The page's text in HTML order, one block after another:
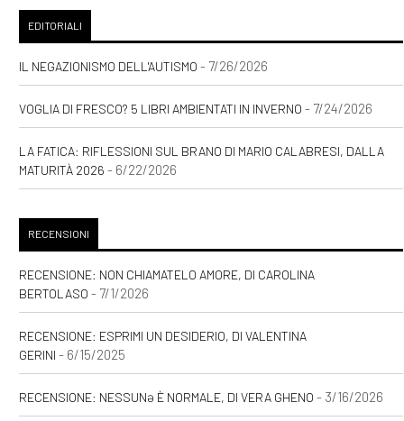
Bergo: un estratto
Febbraio 2023
geopolitica, attualità, il
saggio di Argyros Singh: un
estratto
Novembre 2022
[25]Madri, un memoir di
Beppe Gaido e Stefania
Bergo: un estratto
EDITORIALI
IL NEGAZIONISMO DELL'AUTISMO - 7/26/2026
VOGLIA DI FRESCO? 5 LIBRI AMBIENTATI IN INVERNO - 7/24/2026
LA FATICA: RIFLESSIONI SUL BRANO DI MARIO CALABRESI, DALLA
MATURITÀ 2026 - 6/22/2026
RECENSIONI
RECENSIONE: NON CHIAMATELO AMORE, DI CAROLINA
BERTOLASO - 7/1/2026
RECENSIONE: ESPRIMI UN DESIDERIO, DI VALENTINA
GERINI - 6/15/2025
RECENSIONE: NESSUNƏ È NORMALE, DI VERA GHENO - 3/16/2026